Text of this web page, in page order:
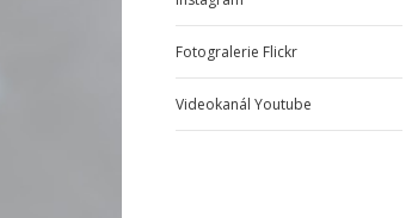
Fotogralerie Flickr
Videokanál Youtube